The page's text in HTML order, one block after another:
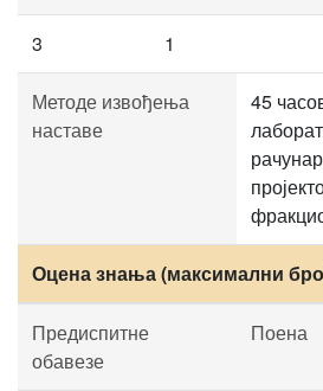
3 1
Методе извођења
наставе
45
Оцена знања (максимални
Предиспитне
обавезе
Поена